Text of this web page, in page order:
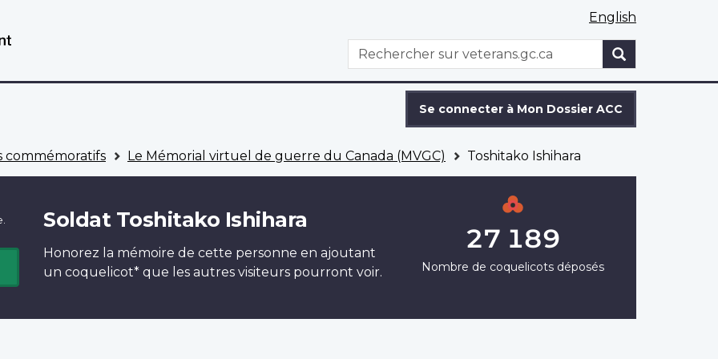
English
WxT
Search
Rechercher
Se connecter à Mon Dossier ACC
commémoratifs Le Mémorial virtuel de guerre du Canada (MVGC) Toshitako Ishihara
Soldat Toshitako Ishihara
Honorez la mémoire de cette personne en ajoutant
un coquelicot* que les autres visiteurs pourront voir.
27 189
Nombre de coquelicots déposés